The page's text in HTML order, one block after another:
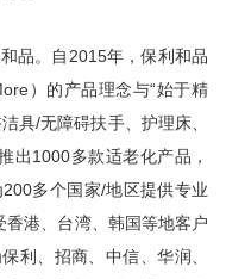
。自2015年，保利和品
）的产品理念与“始于精
具/无障碍扶手、护理床、
出1000多款适老化产品，
多个国家/地区提供专业
港、台湾、韩国等地客户
利、招商、中信、华润、